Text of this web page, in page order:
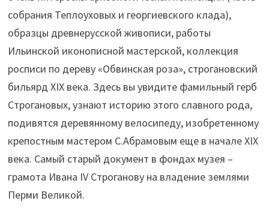
собрания Теплоуховых и георгиевского клада),
образцы древнерусской живописи, работы
Ильинской иконописной мастерской, коллекция
росписи по дереву «Обвинская роза», строгановский
бильярд XIX века. Здесь вы увидите фамильный герб
Строгановых, узнают историю этого славного рода,
подивятся деревянному велосипеду, изобретенному
крепостным мастером С.Абрамовым еще в начале XIX
века. Самый старый документ в фондах музея –
грамота Ивана IV Строганову на владение землями
Перми Великой.